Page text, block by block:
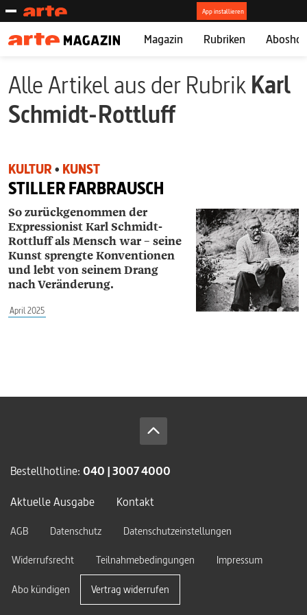
Magazin Rubriken
Alle Artikel aus der RubrikKarl
Schmidt-Rottluff
KULTUR • KUNST
STILLER FARBRAUSCH
So zurückgenommen der
ExpressionistKarl Schmidt-
Rottluff als Mensch war – seine
Kunst sprengte Konventionen
undlebt von seinem Drang
nach Veränderung.
April 2025
Bestellhotline: 040 | 3007 4000
Aktuelle Ausgabe
Kontakt
AGB Datenschutz
Datenschutzeinstellungen
Widerrufsrecht
Teilnahmebedingungen Impressum
Abo kündigen Vertrag widerrufen